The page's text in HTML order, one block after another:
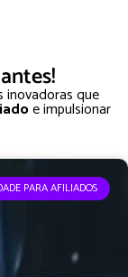
inovadoras que
e impulsionar
PARA AFILIADOS